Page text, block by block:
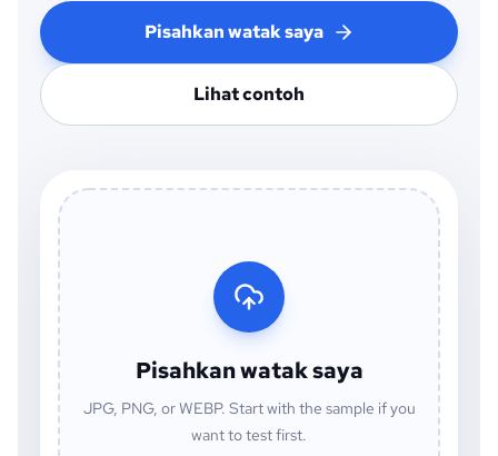
Pisahkan watak saya
Lihat contoh
Pisahkan watak saya
JPG, PNG, or WEBP. Start with the sample if you
want to test first.